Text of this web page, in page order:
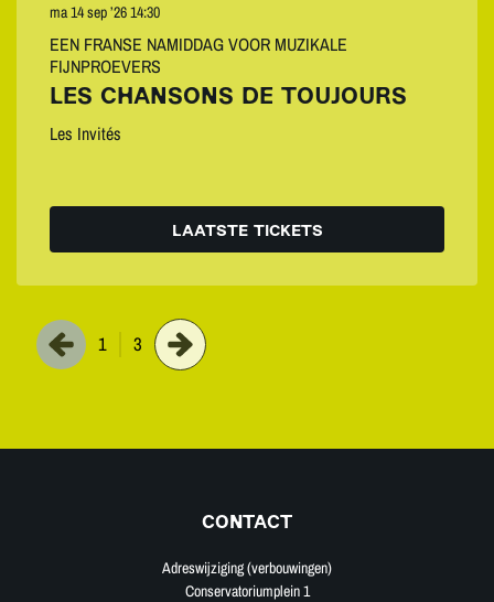
LES CHANSONS DE TOUJOURS
Les Invités
EEN FRANSE NAMIDDAG VOOR MUZIKALE
FIJNPROEVERS
ma 14 sep ’2614:30
LAATSTE TICKETS
1 3
CONTACT
Adreswijziging (verbouwingen)
Conservatoriumplein 1